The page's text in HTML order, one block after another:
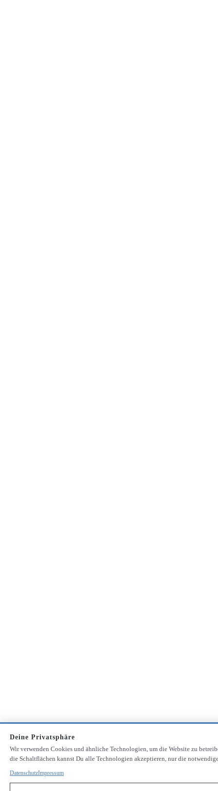
Deine Privatsphäre
Wir verwenden Cookies und ähnliche Technologien, um die Website zu
die Schaltflächen kannst Du alle Technologien akzeptieren, nur die
DatenschutzImpressum